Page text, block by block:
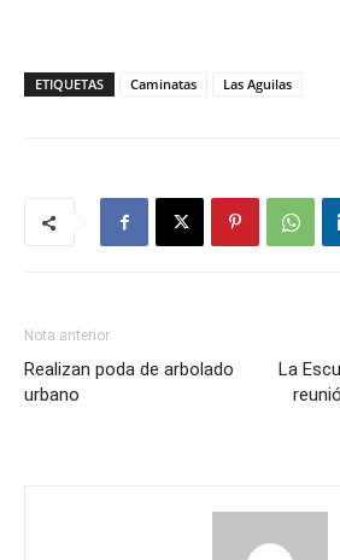
ETIQUETAS Caminatas Las Aguilas
Nota anterior
Realizan poda de arbolado
urbano
La